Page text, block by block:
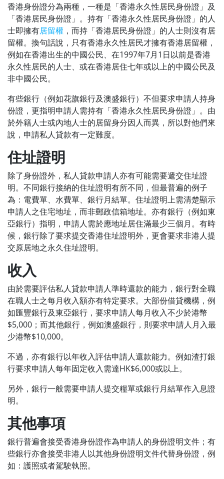
香港身份證分為兩種，一種是「香港永久性居民身份證」及
「香港居民身份證」。持有「香港永久性居民身份證」的人
士即擁有居留權 ，而持「香港居民身份證」的人士則沒有居
留權。換句話說，只有香港永久性居民才擁有香港居留權，
例如在香港出生的中國公民、在1997年7月1日以前是香港
永久性居民的人士、或在香港居住七年或以上的中國公民及
非中國公民。
有些銀行（例如花旗銀行及澳盛銀行）不但要求申請人持身
份證，更指明申請人需持有「香港永久性居民身份證」。由
於外籍人士或內地人士的居留身分因人而異，所以對他們來
說，申請私人貸款有一定難度。
住址證明
除了身份證外，私人貸款申請人亦有可能需要遞交住址證
明。不同銀行接納的住址證明有所不同，但最普遍的例子
為：電費單、水費單、銀行月結單。住址證明上需清楚顯示
申請人之住宅地址，而非郵政信箱地址。亦有銀行（例如東
亞銀行）指明，申請人需於應地址居住滿最少三個月。有時
候，銀行除了要求提交香港住址證明外，更會要求非港人提
交原居地之永久住址證明。
收入
由於需要評估私人貸款申請人準時還款的能力，銀行對全職
在職人士之每月收入額亦有特定要求。大部份借貸機構，例
如匯豐銀行及東亞銀行，要求申請人每月收入不少於港幣
$5,000；而其他銀行，例如澳盛銀行，則要求申請人月入最
少港幣$10,000。
不過，亦有銀行以年收入評估申請人還款能力。例如渣打銀
行要求申請人每年固定收入需達HK$6,000或以上。
另外，銀行一般需要申請人提交糧單或銀行月結單作入息證
明。
其他事項
銀行普遍會接受香港身份證作為申請人的身份證明文件；有
些銀行亦會接受非港人以其他身份證明文件代替身份證，例
如：護照或者駕駛執照。